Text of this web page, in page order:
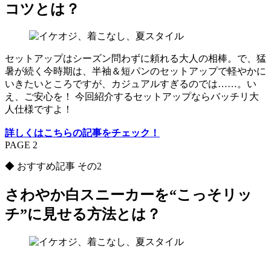
コツとは？
セットアップはシーズン問わずに頼れる大人の相棒。で、猛
暑が続く今時期は、半袖＆短パンのセットアップで軽やかに
いきたいところですが、カジュアルすぎるのでは……。い
え、ご安心を！ 今回紹介するセットアップならバッチリ大
人仕様ですよ！
詳しくはこちらの記事をチェック！
PAGE 2
◆ おすすめ記事 その2
さわやか白スニーカーを“こっそリッ
チ”に見せる方法とは？